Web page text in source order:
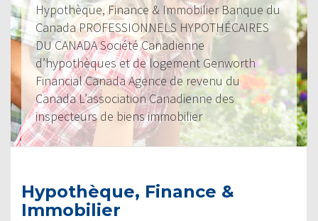
Hypothèque, Finance & Immobilier Banque du
Canada PROFESSIONNELS HYPOTHÉCAIRES
DU CANADA Société Canadienne
d’hypothèques et de logement Genworth
Financial Canada Agence de revenu du
Canada L’association Canadienne des
inspecteurs de biens immobilier
Hypothèque, Finance &
Immobilier